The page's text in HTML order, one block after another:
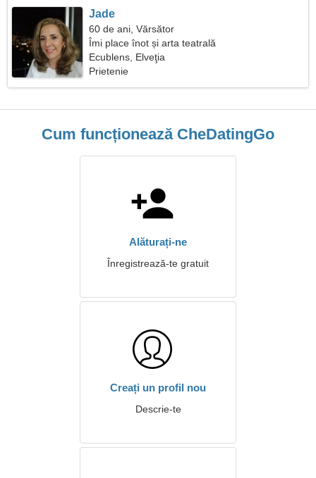
Jade
60 de ani, Vărsător
Îmi place înot și arta teatrală
Ecublens, Elveţia
Prietenie
Cum funcționează CheDatingGo
Alăturați-ne
Înregistrează-te gratuit
Creați un profil nou
Descrie-te